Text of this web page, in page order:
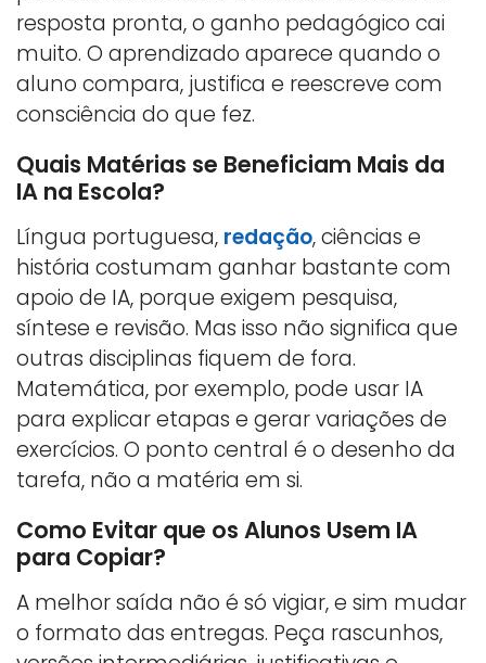
resposta pronta, o ganho pedagógico cai
muito. O aprendizado aparece quando o
aluno compara, justifica e reescreve com
consciência do que fez.
Quais Matérias se Beneficiam Mais da
IA na Escola?
Língua portuguesa, redação, ciências e
história costumam ganhar bastante com
apoio de IA, porque exigem pesquisa,
síntese e revisão. Mas isso não significa que
outras disciplinas fiquem de fora.
Matemática, por exemplo, pode usar IA
para explicar etapas e gerar variações de
exercícios. O ponto central é o desenho da
tarefa, não a matéria em si.
Como Evitar que os Alunos Usem IA
para Copiar?
A melhor saída não é só vigiar, e sim mudar
o formato das entregas. Peça rascunhos,